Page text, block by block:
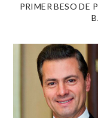
PRIMER BESO DE